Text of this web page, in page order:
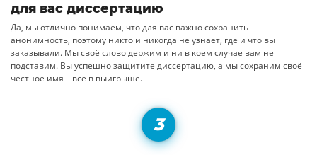
для вас диссертацию
Да, мы отлично понимаем, что для вас важно сохранить
анонимность, поэтому никто и никогда не узнает, где и что вы
заказывали. Мы своё слово держим и ни в коем случае вам не
подставим. Вы успешно защитите диссертацию, а мы сохраним своё
честное имя – все в выигрыше.